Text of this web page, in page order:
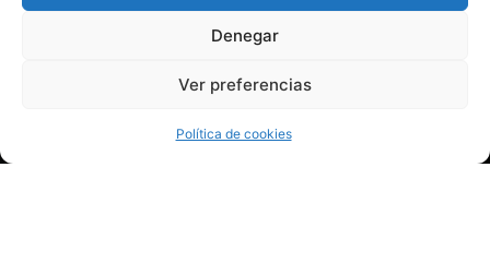
Denegar
Ver preferencias
Política de cookies